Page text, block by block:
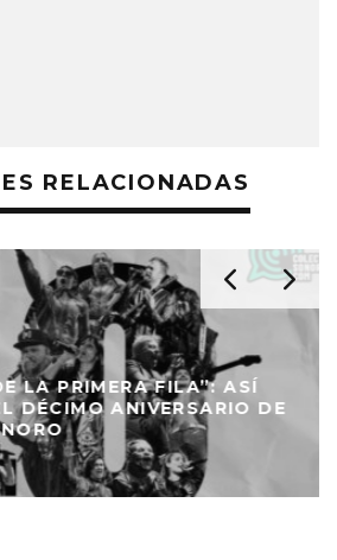
RELACIONADAS
LA PRIMERA FILA”: ASÍ
DÉCIMO ANIVERSARIO DE